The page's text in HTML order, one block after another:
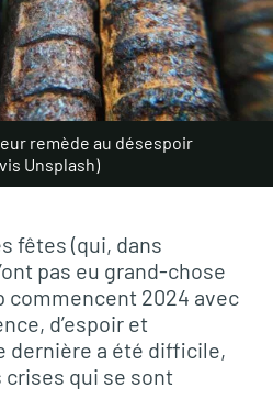
remède au désespoir
Unsplash)
fêtes (qui, dans
pas eu grand-chose
commencent 2024 avec
d’espoir et
dernière a été difficile,
crises qui se sont